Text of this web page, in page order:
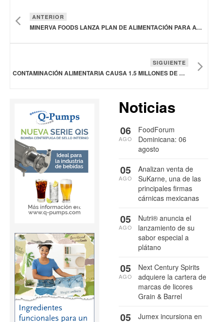
ANTERIOR
MINERVA FOODS LANZA PLAN DE ALIMENTACIÓN PARA AYUDAR A GANADEROS A PRODUCIR MÁS CARNE
SIGUIENTE
CONTAMINACIÓN ALIMENTARIA CAUSA 1.5 MILLONES DE MUERTES GLOBALES CADA AÑO: OMS
Noticias
FoodForum
Dominicana: 06
agosto
06
AGO
Analizan venta de
SuKarne, una de las
principales firmas
cárnicas mexicanas
05
AGO
Nutri® anuncia el
lanzamiento de su
sabor especial a
plátano
05
AGO
Next Century Spirits
adquiere la cartera de
marcas de licores
Grain & Barrel
05
AGO
Jumex incursiona en
05